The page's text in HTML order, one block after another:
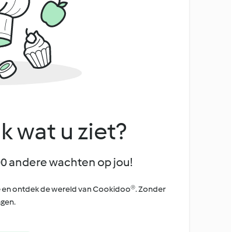
wat u ziet?
andere wachten op jou!
ontdek de wereld van Cookidoo®. Zonder